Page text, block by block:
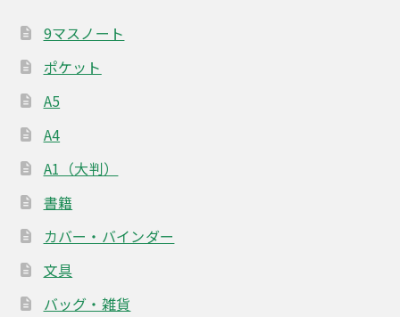
9マスノート
ポケット
A5
A4
A1（大判）
書籍
カバー・バインダー
文具
バッグ・雑貨